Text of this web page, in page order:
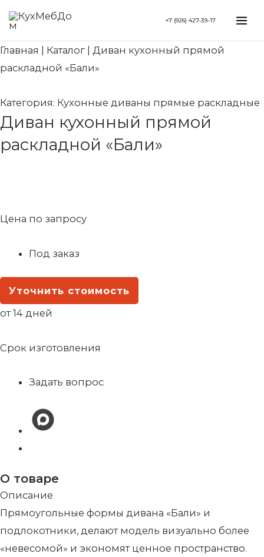
Перейти
содержимому
+7 (926) 427-39-17
Главная Каталог
Диван кухонный прямой
раскладной «Бали»
Категория: Кухонные диваны прямые раскладные
Диван кухонный прямой
раскладной «Бали»
Цена по запросу
Под заказ
Уточнить стоимость
от 14 дней
Срок изготовления
Задать вопрос
О товаре
Описание
Прямоугольные формы дивана «Бали» и
подлокотники, делают модель визуально более
«невесомой» и экономят ценное пространство.
Search...